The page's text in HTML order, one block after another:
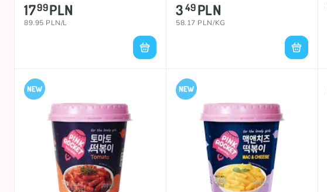
1799PLN
89.95 PLN/L
349PLN
58.17 PLN/KG